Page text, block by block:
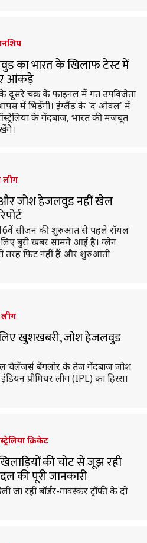
का भारत के खिलाफ टेस्ट में
आंकड़े
दूसरे चक्र के फाइनल में गत उपविजेता
आपस में भिड़ेंगी। इंग्लैंड के 'द ओवल' में
के गेंदबाज, भारत की मजबूत
लीग
जोश हेजलवुड नहीं खेल
16वें सीजन की शुरुआत से पहले रॉयल
बुरी खबर सामने आई है। ग्लेन
फिट नहीं हैं और शुरुआती
लीग
खुशखबरी, जोश हेजलवुड
चैलेंजर्स बैंगलोर के तेज गेंदबाज जोश
प्रीमियर लीग (IPL) का हिस्सा
क्रिकेट
की चोट से जूझ रही
की पूरी जानकारी
रही बॉर्डर-गावस्कर ट्रॉफी के दो